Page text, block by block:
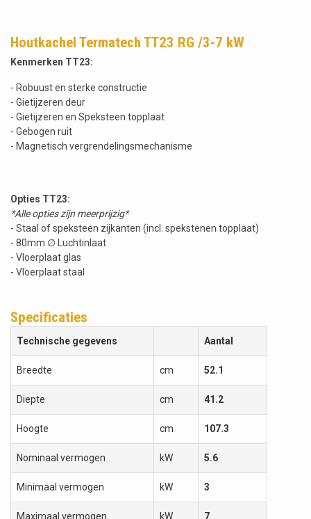
Houtkachel Termatech TT23 RG /3-7 kW
Kenmerken TT23:
- Robuust en sterke constructie
- Gietijzeren deur
- Gietijzeren en Speksteen topplaat
- Gebogen ruit
- Magnetisch vergrendelingsmechanisme
Opties TT23:
*Alle opties zijn meerprijzig*
- Staal of speksteen zijkanten (incl. spekstenen topplaat)
- 80mm ∅ Luchtinlaat
- Vloerplaat glas
- Vloerplaat staal
Specificaties
Technische gegevens Aantal
Breedte cm 52.1
Diepte cm 41.2
Hoogte cm 107.3
Nominaal vermogen kW 5.6
Minimaal vermogen kW 3
Maximaal vermogen kW 7